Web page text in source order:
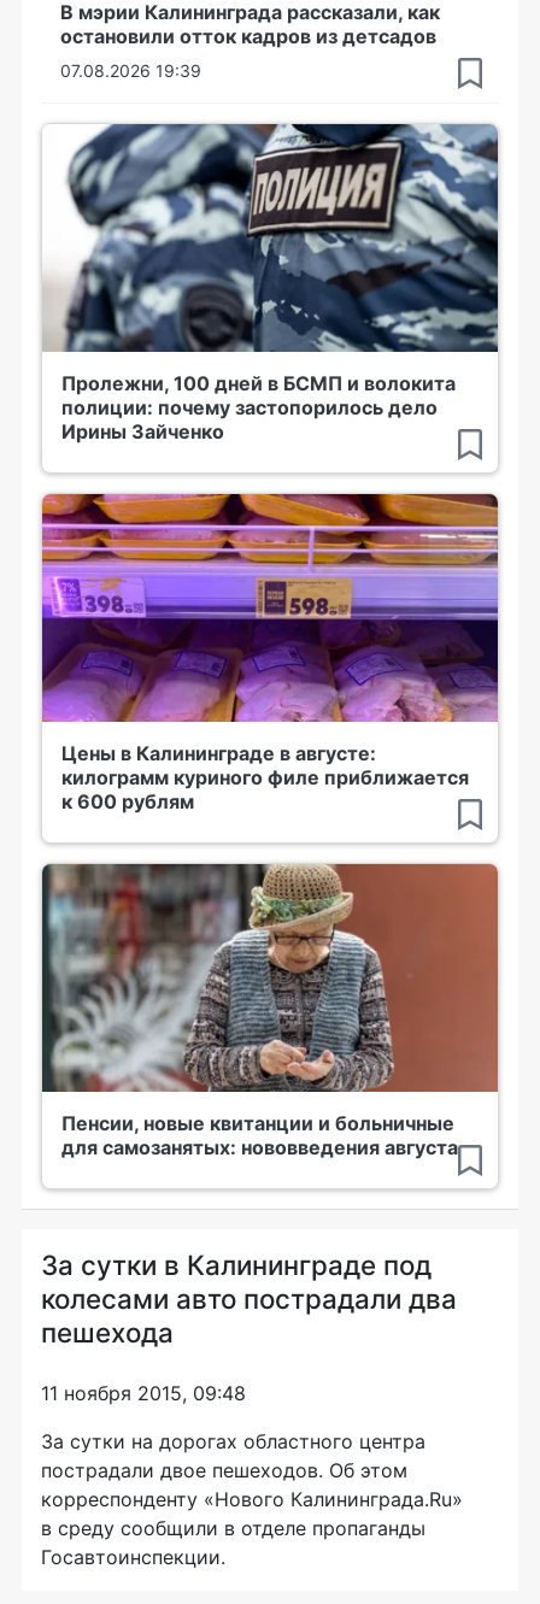
В мэрии Калининграда рассказали, как
остановили отток кадров из детсадов
07.08.2026 19:39
Пролежни, 100 дней в БСМП и волокита
полиции: почему застопорилось дело
Ирины Зайченко
Цены в Калининграде в августе:
килограмм куриного филе приближается
к 600 рублям
Пенсии, новые квитанции и больничные
для самозанятых: нововведения августа
За сутки в Калининграде под
колесами авто пострадали два
пешехода
11 ноября 2015, 09:48
За сутки на дорогах областного центра
пострадали двое пешеходов. Об этом
корреспонденту «Нового Калининграда.Ru»
в среду сообщили в отделе пропаганды
Госавтоинспекции.